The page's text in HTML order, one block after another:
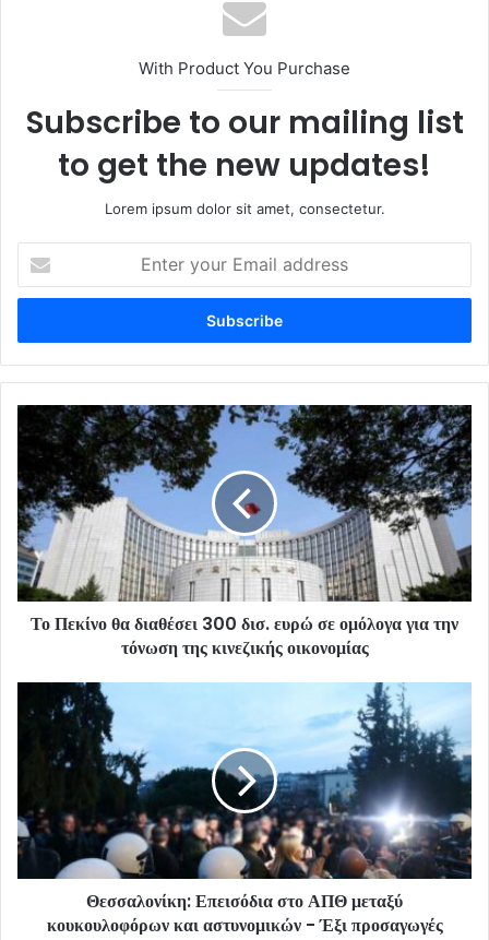
With Product You Purchase
Subscribe to our mailing list
to get the new updates!
Lorem ipsum dolor sit amet, consectetur.
your
Email
Το Πεκίνο θα διαθέσει 300 δισ. ευρώ σε ομόλογα για την
τόνωση της κινεζικής οικονομίας
Θεσσαλονίκη: Επεισόδια στο ΑΠΘ μεταξύ
κουκουλοφόρων και αστυνομικών - Έξι προσαγωγές